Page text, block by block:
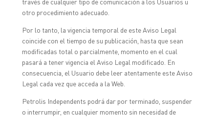
través de cualquier tipo de comunicación a los Usuarios u
otro procedimiento adecuado.
Por lo tanto, la vigencia temporal de este Aviso Legal
coincide con el tiempo de su publicación, hasta que sean
modificadas total o parcialmente, momento en el cual
pasará a tener vigencia el Aviso Legal modificado. En
consecuencia, el Usuario debe leer atentamente este Aviso
Legal cada vez que acceda a la Web.
Petrolis Independents podrá dar por terminado, suspender
o interrumpir, en cualquier momento sin necesidad de